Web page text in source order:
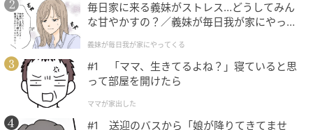
万座温泉の泉質と特徴
毎日家に来る義妹がストレス…どうしてみん
な甘やかすの？／義妹が毎日我が家にやって
が】
義妹が毎日我が家にやってくる
#1 「ママ、生きてるよね？」寝ていると思
って部屋を開けたら
ママが家出した
#1 送迎のバスから「娘が降りてきてませ